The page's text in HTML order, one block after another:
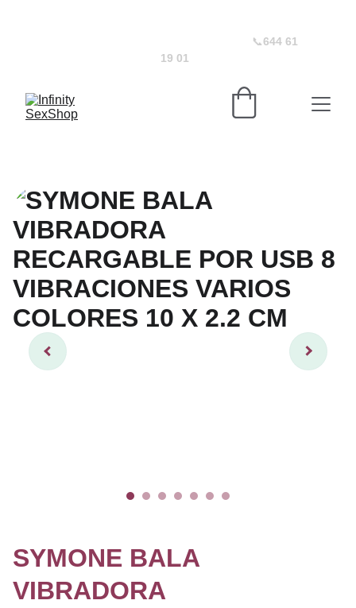
📞644 61
19 01
SYMONE BALA
VIBRADORA